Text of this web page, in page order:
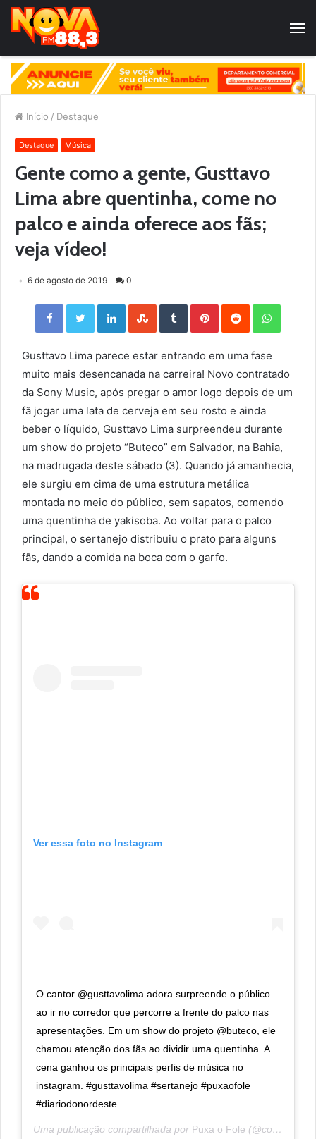
Início / Destaque
Destaque Música
Gente como a gente, Gusttavo
Lima abre quentinha, come no
palco e ainda oferece aos fãs;
veja vídeo!
6 de agosto de 2019 0
Facebook Twitter LinkedIn StumbleUpon Tumblr Pinterest Reddit
Gusttavo Lima parece estar entrando em uma fase
muito mais desencanada na carreira! Novo contratado
da Sony Music, após pregar o amor logo depois de um
fã jogar uma lata de cerveja em seu rosto e ainda
beber o líquido, Gusttavo Lima surpreendeu durante
um show do projeto “Buteco” em Salvador, na Bahia,
na madrugada deste sábado (3). Quando já amanhecia,
ele surgiu em cima de uma estrutura metálica
montada no meio do público, sem sapatos, comendo
uma quentinha de yakisoba. Ao voltar para o palco
principal, o sertanejo distribuiu o prato para alguns
fãs, dando a comida na boca com o garfo.
Ver essa foto no Instagram
O cantor @gusttavolima adora surpreende o público
ao ir no corredor que percorre a frente do palco nas
apresentações. Em um show do projeto @buteco, ele
chamou atenção dos fãs ao dividir uma quentinha. A
cena ganhou os principais perfis de música no
instagram. #gusttavolima #sertanejo #puxaofole
#diariodonordeste
Uma publicação compartilhada por Puxa o Fole (@colunapuxaofole) em